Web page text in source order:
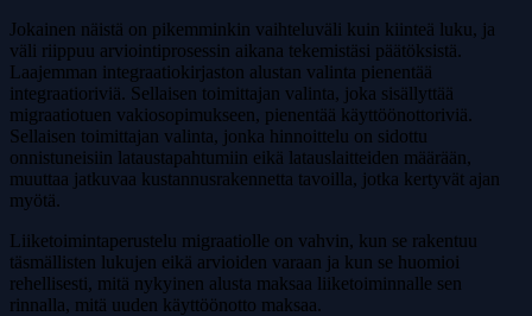
Jokainen näistä on pikemminkin vaihteluväli kuin kiinteä luku, ja
väli riippuu arviointiprosessin aikana tekemistäsi päätöksistä.
Laajemman integraatiokirjaston alustan valinta pienentää
integraatioriviä. Sellaisen toimittajan valinta, joka sisällyttää
migraatiotuen vakiosopimukseen, pienentää käyttöönottoriviä.
Sellaisen toimittajan valinta, jonka hinnoittelu on sidottu
onnistuneisiin lataustapahtumiin eikä latauslaitteiden määrään,
muuttaa jatkuvaa kustannusrakennetta tavoilla, jotka kertyvät ajan
myötä.
Liiketoimintaperustelu migraatiolle on vahvin, kun se rakentuu
täsmällisten lukujen eikä arvioiden varaan ja kun se huomioi
rehellisesti, mitä nykyinen alusta maksaa liiketoiminnalle sen
rinnalla, mitä uuden käyttöönotto maksaa.